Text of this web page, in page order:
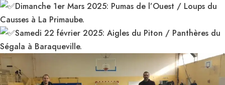
Dimanche 1er Mars 2025: Pumas de l’Ouest / Loups du
Causses à La Primaube.
Samedi 22 février 2025: Aigles du Piton / Panthères du
Ségala à Baraqueville.